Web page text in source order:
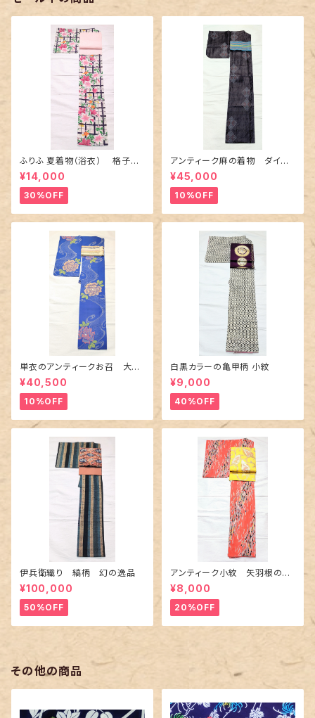
ふりふ 夏着物（浴衣） 格子に
百合や秋草花
¥14,000
30%OFF
アンティーク麻の着物 ダイヤ
に市松柄の上布
¥45,000
10%OFF
単衣のアンティークお召 大輪
の薔薇柄柄
¥40,500
10%OFF
白黒カラーの亀甲柄 小紋
¥9,000
40%OFF
伊兵衛織り 縞柄 幻の逸品
¥100,000
50%OFF
アンティーク小紋 矢羽根の地
紋に短冊柄 裄６６cm
¥8,000
20%OFF
その他の商品